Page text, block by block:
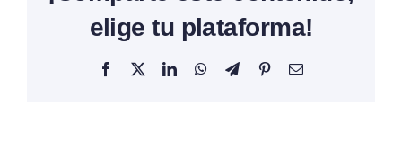
elige tu plataforma!
Facebook
X LinkedInWhatsAppTelegramPinterestCorreo